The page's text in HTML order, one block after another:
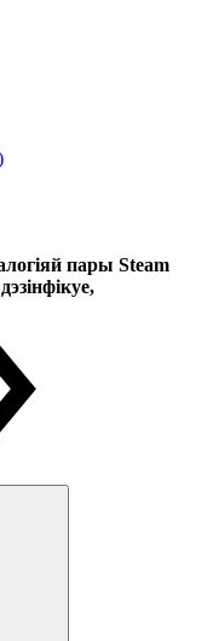
пары Steam